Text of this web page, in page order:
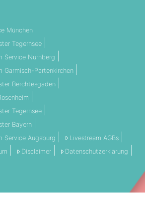
München
Tegernsee
Service Nürnberg
Garmisch-Partenkirchen
Berchtesgaden
Tegernsee
Bayern
Service Augsburg
Livestream AGBs
Disclaimer
Datenschutzerklärung